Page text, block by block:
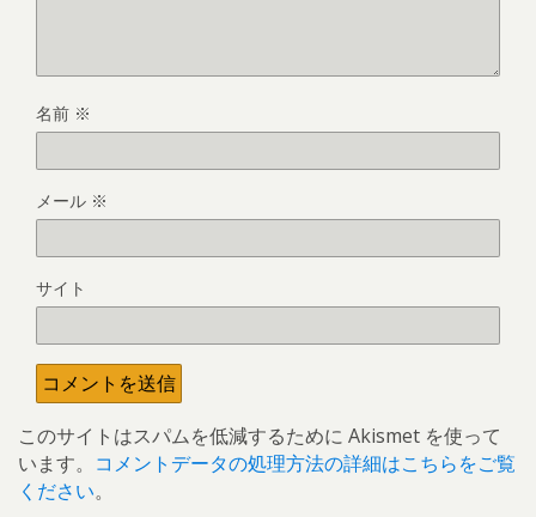
名前 ※
メール ※
サイト
このサイトはスパムを低減するために Akismet を使って
います。 コメントデータの処理方法の詳細はこちらをご覧
ください。